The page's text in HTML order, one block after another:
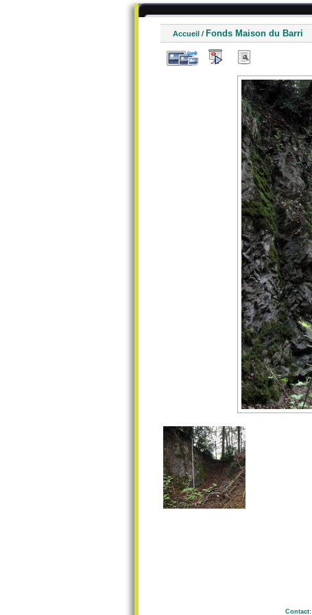
Accueil / Fonds Maison du Barri
Contact: